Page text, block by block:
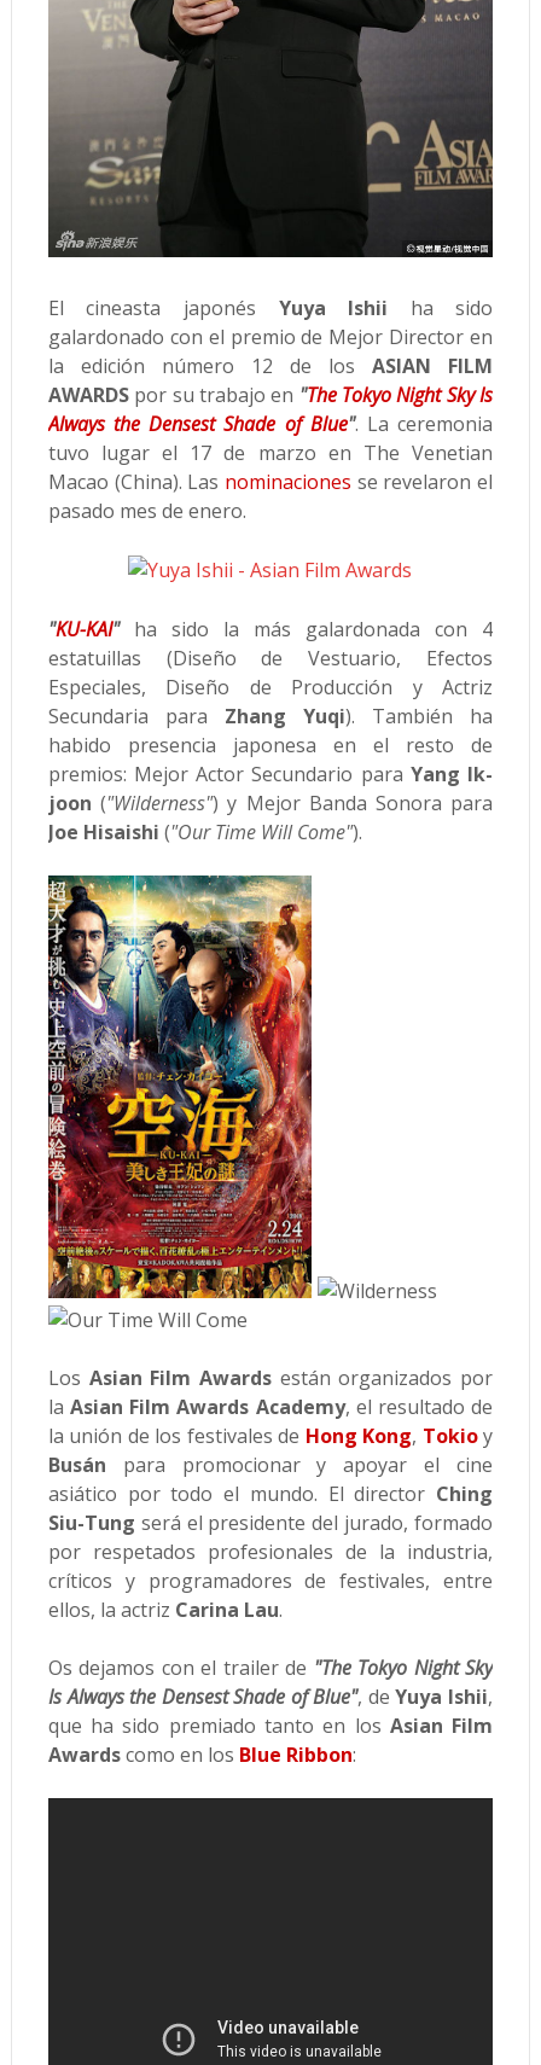
El cineasta japonés Yuya Ishii ha sido
galardonado con el premio de Mejor Director en
la edición número 12 de losASIAN FILM
AWARDSpor su trabajo en "The Tokyo Night Sky Is
Always the Densest Shade of Blue". La ceremonia
tuvo lugar el 17 de marzo en The Venetian
Macao (China). Las nominaciones se revelaron el
pasado mes de enero.
"KU-KAI"ha sido la más galardonada con 4
estatuillas (Diseño de Vestuario, Efectos
Especiales, Diseño de Producción y Actriz
Secundaria para Zhang Yuqi). También ha
habido presencia japonesa en el resto de
premios: Mejor Actor Secundario para Yang Ik-
joon ("Wilderness") y Mejor Banda Sonora para
Joe Hisaishi ("Our Time Will Come").
Los Asian Film Awards están organizados por
laAsian Film Awards Academy, el resultado de
la unión de los festivales de Hong Kong, Tokioy
Busán para promocionar y apoyar el cine
asiático por todo el mundo. El director Ching
Siu-Tung será el presidente del jurado, formado
por respetados profesionales de la industria,
críticos y programadores de festivales, entre
ellos, la actriz Carina Lau.
Os dejamos con el trailer de "The Tokyo Night Sky
Is Always the Densest Shade of Blue", deYuya Ishii,
que ha sido premiado tanto en los Asian Film
Awardscomo en los Blue Ribbon: